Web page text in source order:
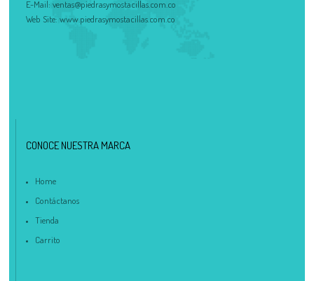
E-Mail: ventas@piedrasymostacillas.com.co
Web Site: www.piedrasymostacillas.com.co
CONOCE NUESTRA MARCA
Home
Contáctanos
Tienda
Carrito